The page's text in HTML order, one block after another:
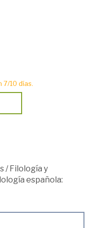
7/10 días.
/ Filología y
española: